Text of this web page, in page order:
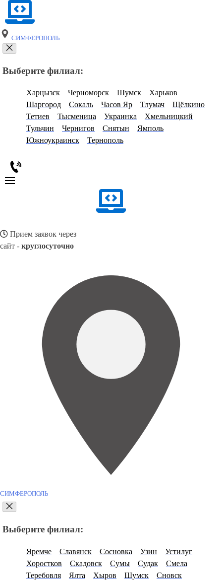
СИМФЕРОПОЛЬ
Выберите филиал:
Харцызск Черноморск Шумск
Харьков
Шаргород
Сокаль Часов Яр Тлумач
Щёлкино
Тетиев
Тысменица Украинка
Хмельницкий
Тульчин
Чернигов Снятын
Ямполь
Южноукраинск
Тернополь
Прием заявок через
сайт - круглосуточно
СИМФЕРОПОЛЬ
Выберите филиал:
Яремче Славянск Сосновка Узин
Устилуг
Хоростков
Скадовск Сумы Судак
Смела
Теребовля
Ялта Хыров Шумск
Сновск